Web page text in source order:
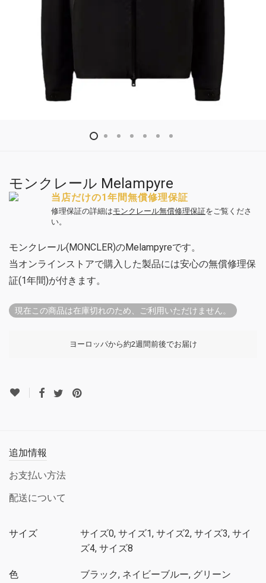
モンクレール Melampyre
当店だけの1年間無償修理保証
修理保証の詳細はモンクレール無償修理保証をご覧くださ
い。
モンクレール(MONCLER)のMelampyreです。
当オンラインストアで購入した製品には安心の無償修理保
証(1年間)が付きます。
現在この商品は在庫切れのため、ご利用いただけません。
ヨーロッパから約2週間前後でお届け
追加情報
お支払い方法
配送について
サイズ
サイズ0, サイズ1, サイズ2, サイズ3, サイ
ズ4, サイズ8
色 ブラック, ネイビーブルー, グリーン